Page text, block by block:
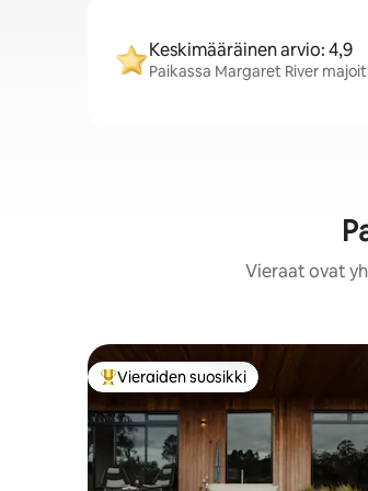
Keskimääräinen arvio: 4,9
Paikassa Margaret River
Vieraat ovat
Vieraiden suosikkien parhaimmistoa
Vieraiden suosikki